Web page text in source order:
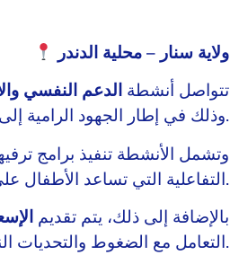
ولاية سنار – محلية الدندر
تتواصل أنشطةالدعم النفسي
وذلك في إطار الجهود الرامية إلى توفير بيئة آمنة وداعمة للأطفال.
وتشمل الأنشطة تنفيذ برامج
التفاعلية التي تساعد الأطفال على التعبير عن مشاعرهم وتعزيز مهاراتهم الاجتماعية.
بالإضافة إلى ذلك، يتم تقديم
التعامل مع الضغوط والتحديات النفسية، وتعزيز شعورهم بالأمان والاستقرار.